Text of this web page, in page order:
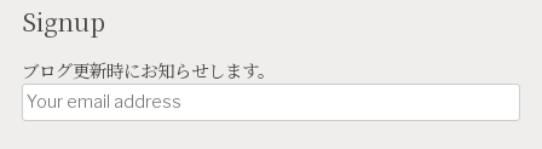
a
Signup
ブログ更新時にお知らせします。